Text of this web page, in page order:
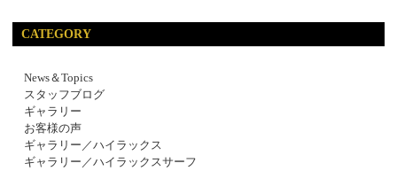
CATEGORY
News＆Topics
スタッフブログ
ギャラリー
お客様の声
ギャラリー／ハイラックス
ギャラリー／ハイラックスサーフ